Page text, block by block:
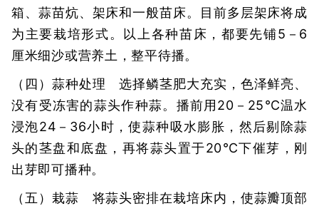
箱、蒜苗炕、架床和一般苗床。目前多层架床将成
为主要栽培形式。以上各种苗床，都要先铺5－6
厘米细沙或营养土，整平待播。
（四）蒜种处理 选择鳞茎肥大充实，色泽鲜亮、
没有受冻害的蒜头作种蒜。播前用20－25℃温水
浸泡24－36小时，使蒜种吸水膨胀，然后剔除蒜
头的茎盘和底盘，再将蒜头置于20℃下催芽，刚
出芽即可播种。
（五）栽蒜 将蒜头密排在栽培床内，使蒜瓣顶部